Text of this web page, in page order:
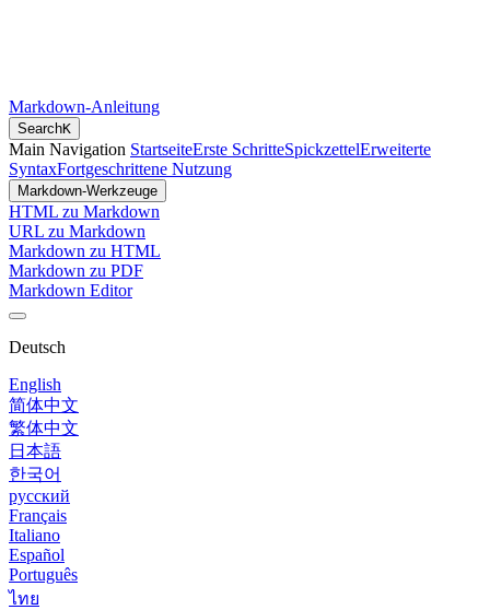
Markdown-Anleitung
SearchK
Main Navigation StartseiteErste SchritteSpickzettelErweiterte
SyntaxFortgeschrittene Nutzung
Markdown-Werkzeuge
HTML zu Markdown
URL zu Markdown
Markdown zu HTML
Markdown zu PDF
Markdown Editor
Deutsch
English
简体中文
繁体中文
日本語
한국어
русский
Français
Italiano
Español
Português
ไทย